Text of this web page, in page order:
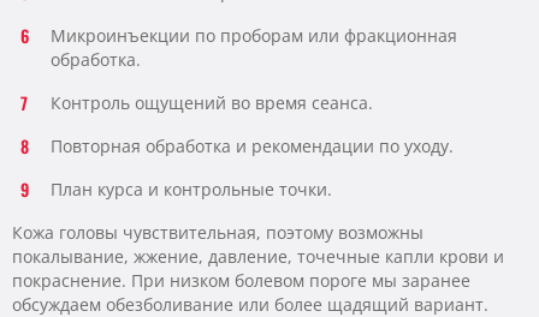
Микроинъекции по проборам или фракционная
обработка.
Контроль ощущений во время сеанса.
Повторная обработка и рекомендации по уходу.
План курса и контрольные точки.
Кожа головы чувствительная, поэтому возможны
покалывание, жжение, давление, точечные капли крови и
покраснение. При низком болевом пороге мы заранее
обсуждаем обезболивание или более щадящий вариант.